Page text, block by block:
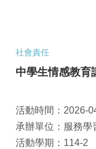
社會責任
中學生情感教育
活動時間：2026-
承辦單位：服務學
活動學期：114-2